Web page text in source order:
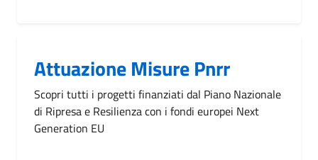
Attuazione Misure Pnrr
Scopri tutti i progetti finanziati dal Piano Nazionale
di Ripresa e Resilienza con i fondi europei Next
Generation EU